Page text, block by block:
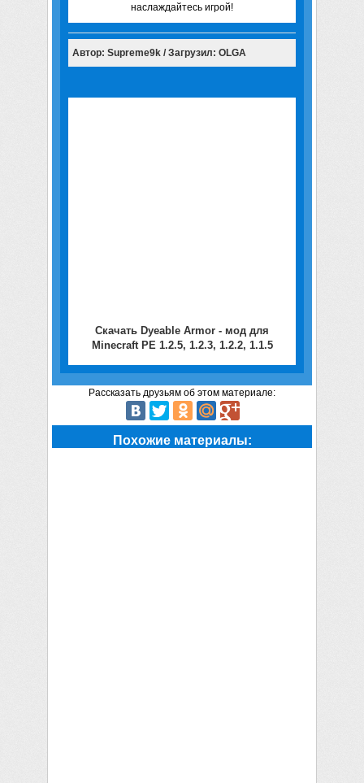
наслаждайтесь игрой!
Автор: Supreme9k / Загрузил: OLGA
Скачать Dyeable Armor - мод для
Minecraft PE 1.2.5, 1.2.3, 1.2.2, 1.1.5
Рассказать друзьям об этом материале:
Похожие материалы: